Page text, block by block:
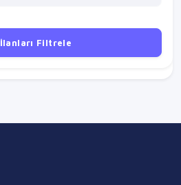
İlanları Filtrele